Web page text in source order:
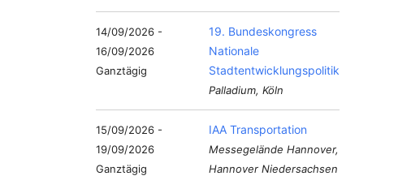
14/09/2026 -
16/09/2026
Ganztägig
19. Bundeskongress
Nationale
Stadtentwicklungspolitik
Palladium, Köln
15/09/2026 -
19/09/2026
Ganztägig
IAA Transportation
Messegelände Hannover,
Hannover Niedersachsen